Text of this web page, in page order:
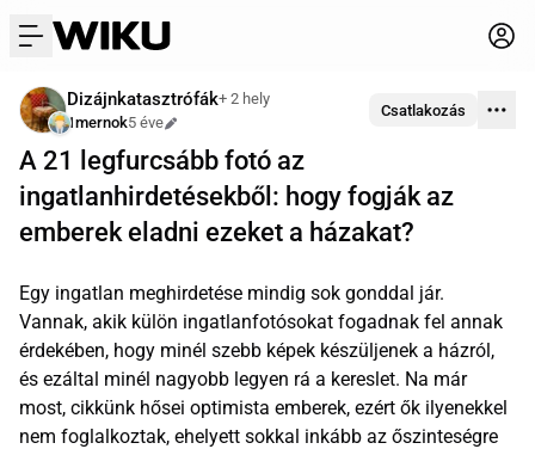
menu
Dizájnkatasztrófák+ 2 hely
1mernok5 éve
Szerkesztve
Csatlakozás
A 21 legfurcsább fotó az
ingatlanhirdetésekből: hogy fogják az
emberek eladni ezeket a házakat?
Egy ingatlan meghirdetése mindig sok gonddal jár.
Vannak, akik külön ingatlanfotósokat fogadnak fel annak
érdekében, hogy minél szebb képek készüljenek a házról,
és ezáltal minél nagyobb legyen rá a kereslet. Na már
most, cikkünk hősei optimista emberek, ezért ők ilyenekkel
nem foglalkoztak, ehelyett sokkal inkább az őszinteségre